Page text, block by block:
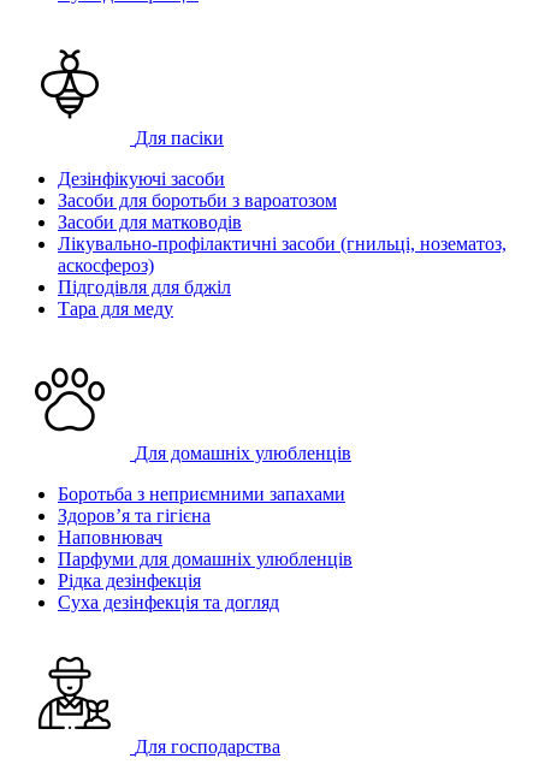
Для пасіки
Дезінфікуючі засоби
Засоби для боротьби з вароатозом
Засоби для матководів
Лікувально-профілактичні засоби (гнильці, нозематоз,
аскосфероз)
Підгодівля для бджіл
Тара для меду
Для домашніх улюбленців
Боротьба з неприємними запахами
Здоров’я та гігієна
Наповнювач
Парфуми для домашніх улюбленців
Рідка дезінфекція
Суха дезінфекція та догляд
Для господарства